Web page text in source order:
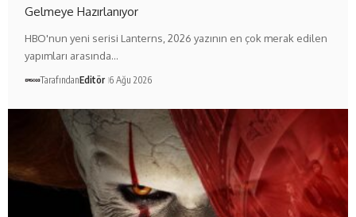
Gelmeye Hazırlanıyor
HBO'nun yeni serisi Lanterns, 2026 yazının en çok merak edilen
yapımları arasında…
TarafındanEditör 6 Ağu 2026